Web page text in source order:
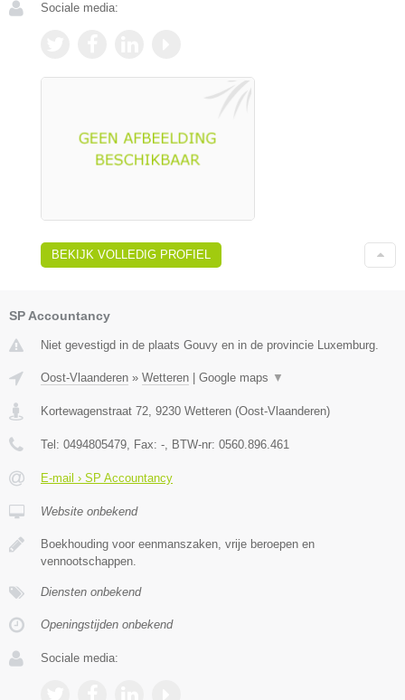
Sociale media:
BEKIJK VOLLEDIG PROFIEL
SP Accountancy
Niet gevestigd in de plaats Gouvy en in de provincie Luxemburg.
Oost-Vlaanderen » Wetteren | Google maps ▼
Kortewagenstraat 72 9230 Wetteren (Oost-Vlaanderen)
Tel: 0494805479 , Fax: - , BTW-nr: 0560.896.461
E-mail › SP Accountancy
Website onbekend
Boekhouding voor eenmanszaken, vrije beroepen en
vennootschappen.
Diensten onbekend
Openingstijden onbekend
Sociale media: